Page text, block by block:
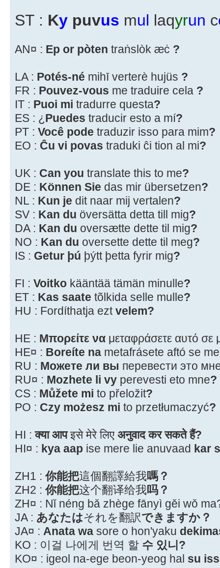
ST : Ky puvus mul laqyrun c
AN¤ : Ep or pòten traṅslòk æċ ?
LA : Potés-né mihī verterè hujüs ?
FR : Pouvez-vous me traduire cela ?
IT : Puoi mi tradurre questa?
ES : ¿ Puedes traducir esto a mí?
PT : Você pode traduzir isso para mim?
EO : Ĉu vi povas traduki ĉi tion al mi?
UK : Can you translate this to me?
DE : Können Sie das mir übersetzen?
NL : Kun je dit naar mij vertalen?
SV : Kan du översätta detta till mig?
DA : Kan du oversætte dette til mig?
NO : Kan du oversette dette til meg?
IS : Getur þú þýtt þetta fyrir mig?
FI : Voitko kääntää tämän minulle?
ET : Kas saate tõlkida selle mulle?
HU : Fordíthatja eztvelem?
HE : Μπορείτε να μεταφράσετε αυτό σε
HE¤ : Boreíte na metafrásete aftó se me
RU : Можете ли вы перевести это
RU¤ : Mozhete li vy perevesti eto mne?
CS : Můžete mi to přeložit?
PO : Czy możesz mi to przetłumaczyć?
HI :क्या आपइसे मेरे लिएअनुवाद कर सकते हैं?
HI¤ : kya aap ise mere lie anuvaad kar
ZH1 : 你能把這個翻譯給我嗎？
ZH2 :你能把这个翻译给我吗？
ZH¤ : Nǐ néng bǎ zhège fānyì gěi wǒ
JA : あなたはそれを翻訳できますか？
JA¤ : Anata wa sore o hon'yaku
KO : 이걸 나에게 번역 할 수 있니?
KO¤ : igeol na-ege beon-yeog hal su